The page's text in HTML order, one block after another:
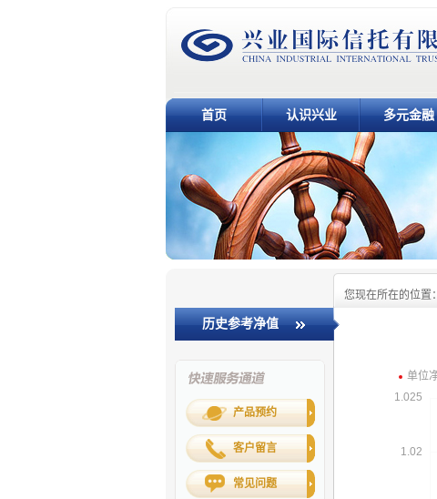
首页 认识兴业 多元金融
您现在所在的位置：
历史参考净值
产品预约
客户留言
常见问题